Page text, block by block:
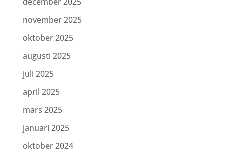
november 2025
oktober 2025
augusti 2025
juli 2025
april 2025
mars 2025
januari 2025
oktober 2024